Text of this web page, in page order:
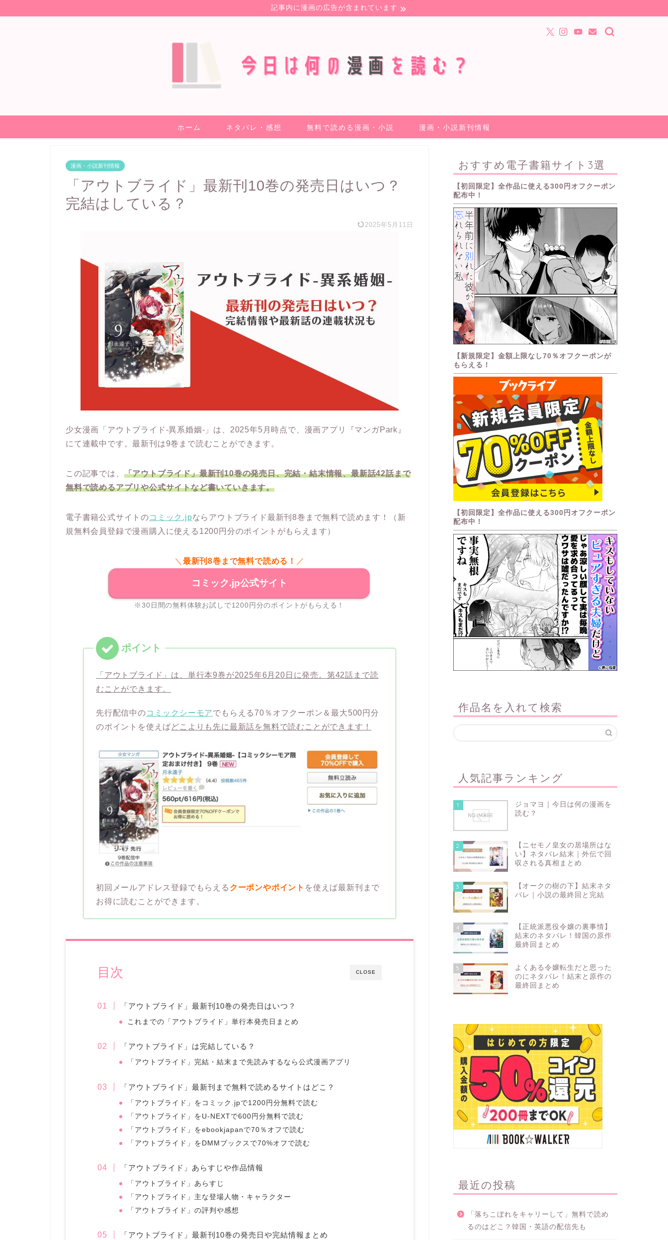
記事内に漫画の広告が含まれています
ホーム ネタバレ・感想 無料で読める漫画・小説 漫画・小説新刊情報
漫画・小説新刊情報
「アウトブライド」最新刊10巻の発売日はいつ？
完結はしている？
2025年5月11日
少女漫画「アウトブライド-異系婚姻-」は、2025年5月時点で、漫画アプリ『マンガPark』
にて連載中です。最新刊は9巻まで読むことができます。
この記事では、 「アウトブライド」最新刊10巻の発売日、完結・結末情報、最新話42話まで
無料で読めるアプリや公式サイトなど書いていきます。
電子書籍公式サイトのコミック.jpならアウトブライド最新刊8巻まで無料で読めます！（新
規無料会員登録で漫画購入に使える1200円分のポイントがもらえます）
＼ 最新刊8巻まで無料で読める！ ／
コミック.jp公式サイト
※30日間の無料体験お試しで1200円分のポイントがもらえる！
「アウトブライド」は、単行本9巻が2025年6月20日に発売。第42話まで読
むことができます。
先行配信中のコミックシーモアでもらえる70％オフクーポン＆最大500円分
のポイントを使えばどこよりも先に最新話を無料で読むことができます！
初回メールアドレス登録でもらえる クーポンやポイント を使えば最新刊まで
お得に読むことができます。
CLOSE
目次
「アウトブライド」最新刊10巻の発売日はいつ？
これまでの「アウトブライド」単行本発売日まとめ
「アウトブライド」は完結している？
「アウトブライド」完結・結末まで先読みするなら公式漫画アプリ
「アウトブライド」最新刊まで無料で読めるサイトはどこ？
「アウトブライド」をコミック.jpで1200円分無料で読む
「アウトブライド」をU-NEXTで600円分無料で読む
「アウトブライド」をebookjapanで70％オフで読む
「アウトブライド」をDMMブックスで70%オフで読む
「アウトブライド」あらすじや作品情報
「アウトブライド」あらすじ
「アウトブライド」主な登場人物・キャラクター
「アウトブライド」の評判や感想
「アウトブライド」最新刊10巻の発売日や完結情報まとめ
おすすめ電子書籍サイト3選
【初回限定】全作品に使える300円オフクーポン
配布中！
【新規限定】金額上限なし70％オフクーポンが
もらえる！
【初回限定】全作品に使える300円オフクーポン
配布中！
作品名を入れて検索
人気記事ランキング
1
ジョマヨ｜今日は何の漫画を
読む？
2
【ニセモノ皇女の居場所はな
い】ネタバレ結末｜外伝で回
収される真相まとめ
3
【オークの樹の下】結末ネタ
バレ｜小説の最終回と完結
4
【正統派悪役令嬢の裏事情】
結末のネタバレ！韓国の原作
最終回まとめ
5
よくある令嬢転生だと思った
のにネタバレ！結末と原作の
最終回まとめ
最近の投稿
「落ちこぼれをキャリーして」無料で読め
るのはどこ？韓国・英語の配信先も